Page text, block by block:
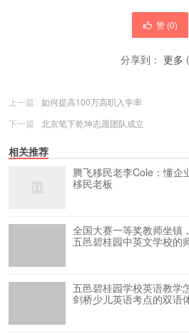
赞 (0)
分享到： 更多 (
上一篇
如何提高100万高职入学率
下一篇
北京笔下乾坤志愿团队成立
相关推荐
腾飞移民老李Cole：懂企
移民老板
全国大赛一等奖教师坐镇
五邑碧桂园中英文学校的
五邑碧桂园学校英语教学
剑桥少儿英语考点的双语